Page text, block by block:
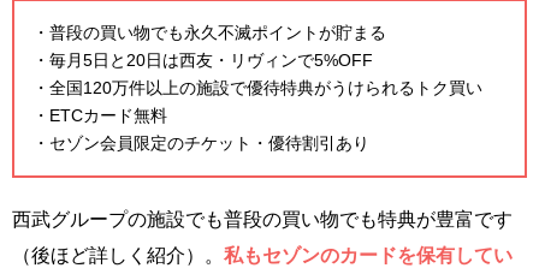
・普段の買い物でも永久不滅ポイントが貯まる
・毎月5日と20日は西友・リヴィンで5%OFF
・全国120万件以上の施設で優待特典がうけられるトク買い
・ETCカード無料
・セゾン会員限定のチケット・優待割引あり
西武グループの施設でも普段の買い物でも特典が豊富です
（後ほど詳しく紹介）。 私もセゾンのカードを保有してい